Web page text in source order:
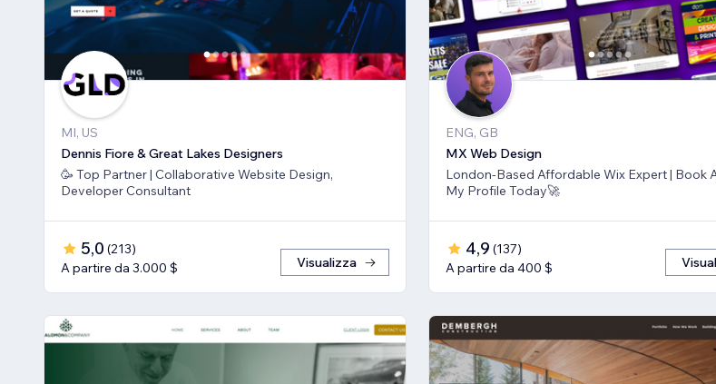
MI, US
Dennis Fiore & Great Lakes Designers
🥳 Top Partner | Collaborative Website Design,
Developer Consultant
5,0 (213)
A partire da 3.000 $
Visualizza
ENG, GB
MX Web Design
London-Based Affordable Wix Expert | Book
My Profile Today🚀
4,9 (137)
A partire da 400 $